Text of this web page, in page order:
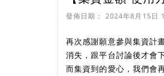
發佈日期： 2024年8月15日
再次感謝願意參與集資計
消失，跟平台討論後才會
而集資到的愛心，我們會